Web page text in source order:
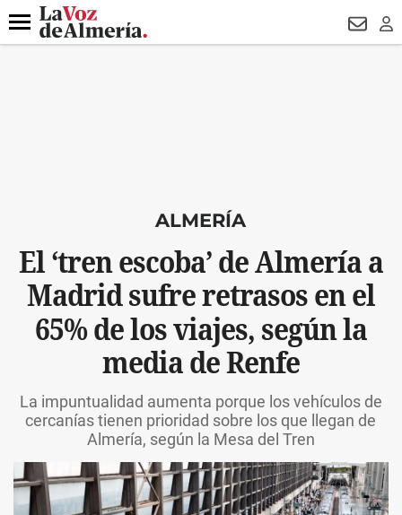
DESTACADO CONDENADOS
Menú
ALMERÍA
El ‘tren escoba’ de Almería a
Madrid sufre retrasos en el
65% de los viajes, según la
media de Renfe
La impuntualidad aumenta porque los vehículos de
cercanías tienen prioridad sobre los que llegan de
Almería, según la Mesa del Tren